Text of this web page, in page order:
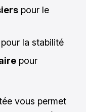
pour le
pour la stabilité
pour
vous permet